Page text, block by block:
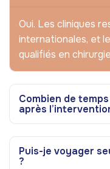
Oui. Les cliniques
internationales, et
qualifiés en
Combien de
après
Puis-je voyager
?